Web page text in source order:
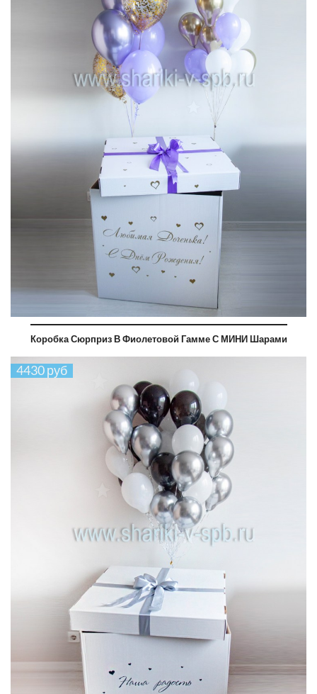
Коробка Сюрприз В Фиолетовой Гамме С МИНИ Шарами
4430 руб